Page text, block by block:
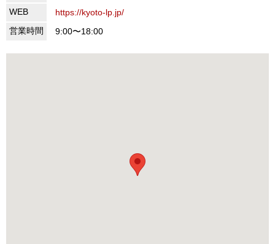
WEB
https://kyoto-lp.jp/
営業時間
9:00〜18:00